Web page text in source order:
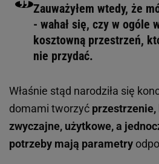
Zauważyłem wtedy, że
- wahał się, czy w ogóle
kosztowną przestrzeń,
nie przydać.
Właśnie stąd narodziła się
domami tworzyć przestrzenie,
zwyczajne, użytkowe, a
potrzeby mają parametry